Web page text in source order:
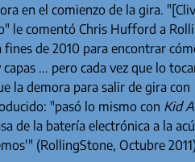
en el comienzo de la gira.
le comentó Chris Hufford a
de 2010 para encontrar
... pero cada vez que lo
la demora para salir de gira con
"pasó lo mismo con Kid A
de la batería electrónica a la
(RollingStone, Octubre